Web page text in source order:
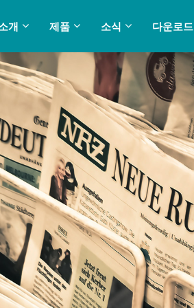
개 제품 소식 다운로드